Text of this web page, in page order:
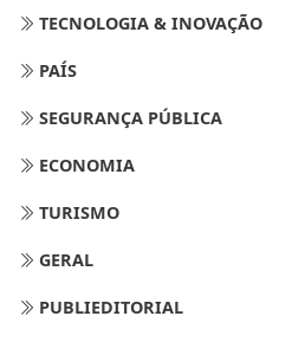
TECNOLOGIA & INOVAÇÃO
PAÍS
SEGURANÇA PÚBLICA
ECONOMIA
TURISMO
GERAL
PUBLIEDITORIAL